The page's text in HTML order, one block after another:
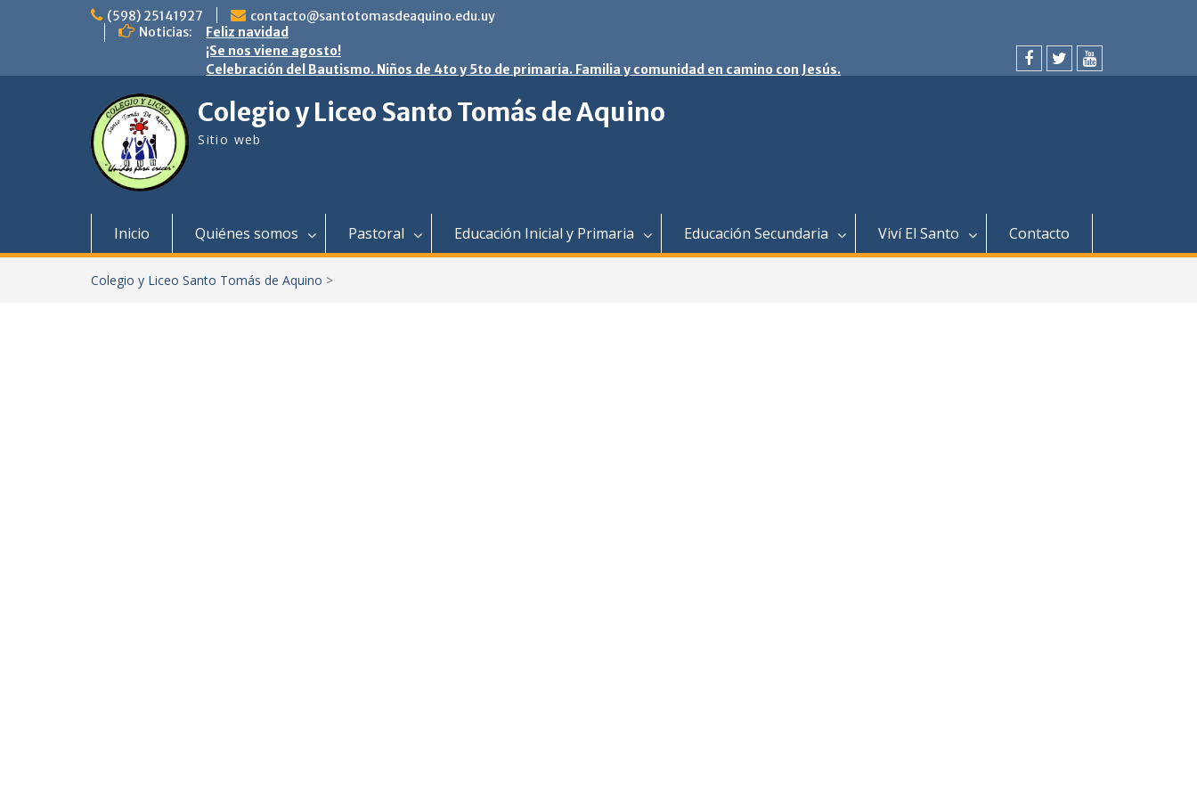
(598) 25141927
contacto@santotomasdeaquino.edu.uy
Noticias:
Feliz navidad
¡Se nos viene agosto!
Celebración del Bautismo. Niños de 4to y 5to de primaria. Familia y comunidad en camino con Jesús.
facebook
twitteryoutube
Colegio y Liceo Santo Tomás de Aquino
Sitio web
Inicio Quiénes somos Pastoral Educación Inicial y Primaria Educación Secundaria Viví El Santo Contacto
Colegio y Liceo Santo Tomás de Aquino >